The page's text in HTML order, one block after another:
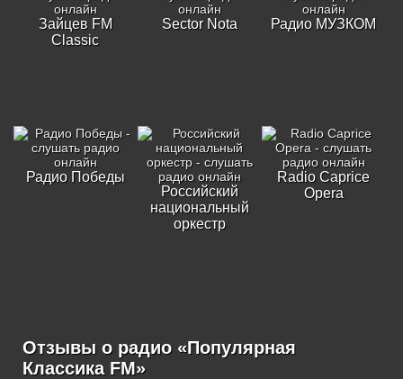
Зайцев FM
Classic
Sector Nota Радио МУЗКОМ
Радио Победы
Российский
национальный
оркестр
Radio Caprice
Opera
Отзывы о радио «Популярная
Классика FM»